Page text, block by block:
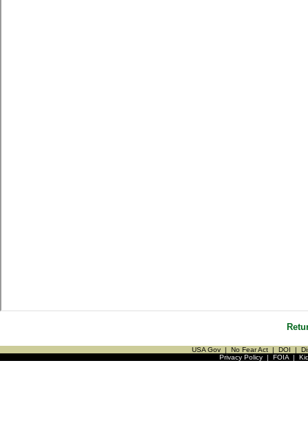
USA Gov | No Fear Act | DOI |
Privacy Policy| FOIA|